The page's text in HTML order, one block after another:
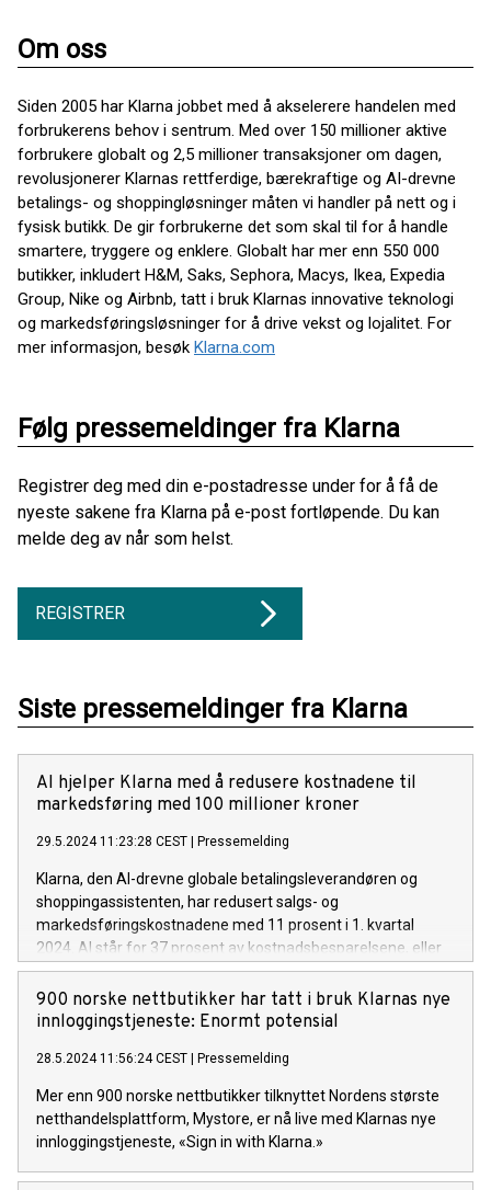
Om oss
Siden 2005 har Klarna jobbet med å akselerere handelen med
forbrukerens behov i sentrum. Med over 150 millioner aktive
forbrukere globalt og 2,5 millioner transaksjoner om dagen,
revolusjonerer Klarnas rettferdige, bærekraftige og AI-drevne
betalings- og shoppingløsninger måten vi handler på nett og i
fysisk butikk. De gir forbrukerne det som skal til for å handle
smartere, tryggere og enklere. Globalt har mer enn 550 000
butikker, inkludert H&M, Saks, Sephora, Macys, Ikea, Expedia
Group, Nike og Airbnb, tatt i bruk Klarnas innovative teknologi
og markedsføringsløsninger for å drive vekst og lojalitet. For
mer informasjon, besøk Klarna.com
Følg pressemeldinger fra Klarna
Registrer deg med din e-postadresse under for å få de
nyeste sakene fra Klarna på e-post fortløpende. Du kan
melde deg av når som helst.
REGISTRER
Siste pressemeldinger fra Klarna
AI hjelper Klarna med å redusere kostnadene til
markedsføring med 100 millioner kroner
29.5.2024 11:23:28 CEST Pressemelding
Klarna, den AI-drevne globale betalingsleverandøren og
shoppingassistenten, har redusert salgs- og
markedsføringskostnadene med 11 prosent i 1. kvartal
2024. AI står for 37 prosent av kostnadsbesparelsene, eller
rundt 100 millioner svenske kroner årlig.
900 norske nettbutikker har tatt i bruk Klarnas nye
innloggingstjeneste: Enormt potensial
28.5.2024 11:56:24 CEST Pressemelding
Mer enn 900 norske nettbutikker tilknyttet Nordens største
netthandelsplattform, Mystore, er nå live med Klarnas nye
innloggingstjeneste, «Sign in with Klarna.»